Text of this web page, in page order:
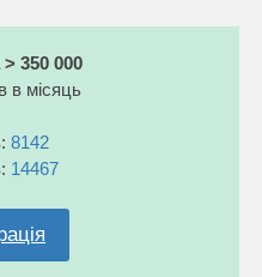
350 000
в місяць
8142
14467